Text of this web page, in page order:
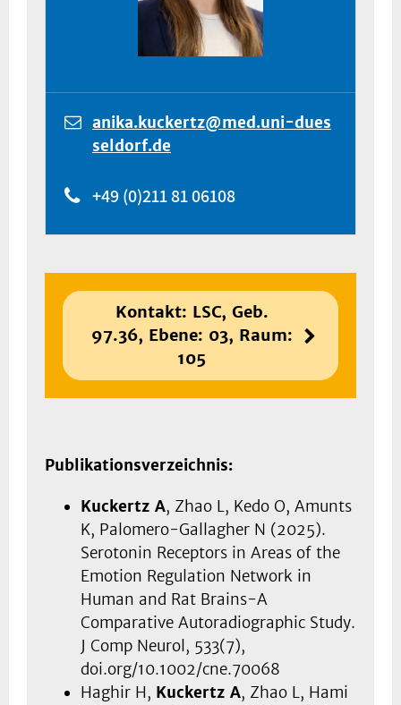
anika.kuckertz@med.uni-dues
seldorf.de
+49 (0)211 81 06108
Kontakt: LSC, Geb.
97.36, Ebene: 03, Raum:
105
Publikationsverzeichnis:
Kuckertz A, Zhao L, Kedo O, Amunts
K, Palomero-Gallagher N (2025).
Serotonin Receptors in Areas of the
Emotion Regulation Network in
Human and Rat Brains-A
Comparative Autoradiographic Study.
J Comp Neurol, 533(7),
doi.org/10.1002/cne.70068
Haghir H, Kuckertz A, Zhao L, Hami